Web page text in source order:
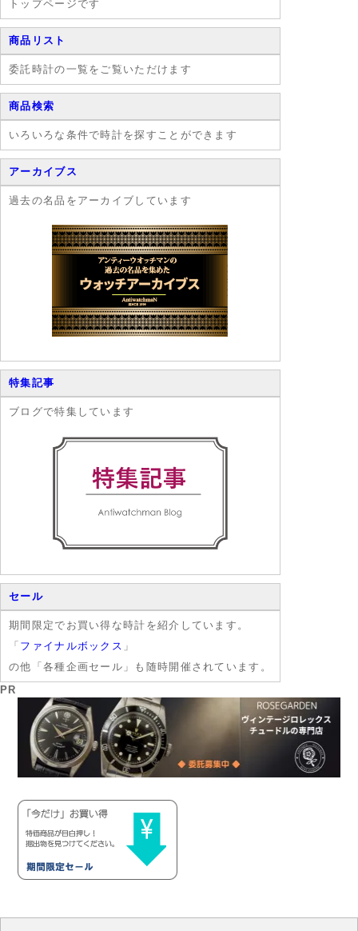
トップページです
商品リスト
委託時計の一覧をご覧いただけます
商品検索
いろいろな条件で時計を探すことができます
アーカイブス
過去の名品をアーカイブしています
特集記事
ブログで特集しています
セール
期間限定でお買い得な時計を紹介しています。
「 ファイナルボックス 」
の他「各種企画セール」も随時開催されています。
PR